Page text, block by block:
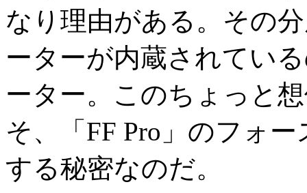
なり理由がある。その
ーターが内蔵されてい
ーター。このちょっと
そ、「FF Pro」のフォ
する秘密なのだ。